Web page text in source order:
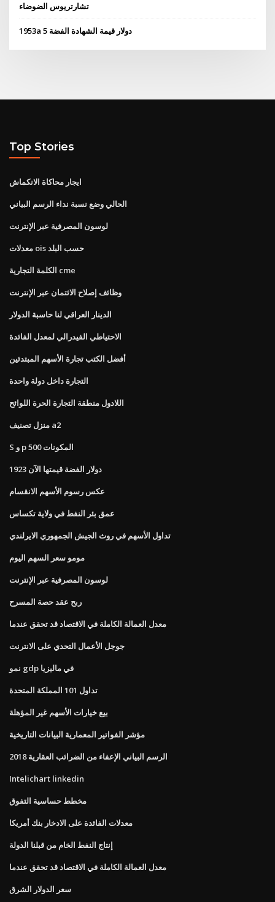
تشارتريوس الضوضاء
1953a 5 دولار قيمة الشهادة الفضة
Top Stories
ايجار محاكاة الانكماش
الحالي وضع نسبة نداء الرسم البياني
لوسون المصرفية عبر الإنترنت
معدلات ois حسب البلد
الكلمة التجارية cme
وظائف إصلاح الائتمان عبر الإنترنت
الدينار العراقي لنا حاسبة الدولار
الاحتياطي الفيدرالي لمعدل الفائدة
أفضل الكتب تجارة الأسهم المبتدئين
التجارة داخل دولة واحدة
اللادول منطقة التجارة الحرة اللوائح
منزل تصنيف a2
S و p 500 المكونات
1923 دولار الفضة قيمتها الآن
عكس رسوم الأسهم الانقسام
عمق بئر النفط في ولاية تكساس
تداول الأسهم في روث الجيش الجمهوري الايرلندي
مومو سعر السهم اليوم
لوسون المصرفية عبر الإنترنت
ربح عقد حصة المسرح
معدل العمالة الكاملة في الاقتصاد قد تحقق عندما
جوجل الأعمال التحدي على الانترنت
نمو gdp في ماليزيا
تداول 101 المملكة المتحدة
بيع خيارات الأسهم غير المؤهلة
مؤشر الفواتير المعمارية البيانات التاريخية
2018 الرسم البياني الإعفاء من الضرائب العقارية
Intelichart linkedin
مخطط حساسية التفوق
معدلات الفائدة على الادخار بنك أمريكا
إنتاج النفط الخام من قبلنا الدولة
معدل العمالة الكاملة في الاقتصاد قد تحقق عندما
سعر الدولار الشرق